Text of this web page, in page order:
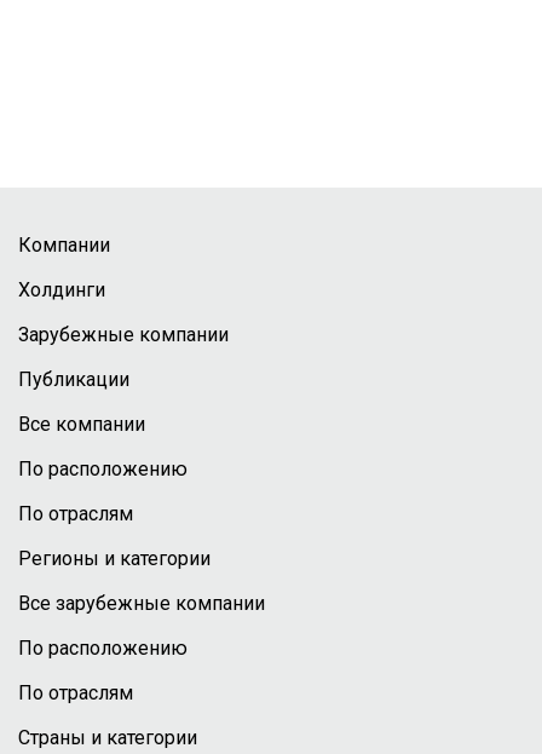
Компании
Холдинги
Зарубежные компании
Публикации
Все компании
По расположению
По отраслям
Регионы и категории
Все зарубежные компании
По расположению
По отраслям
Страны и категории